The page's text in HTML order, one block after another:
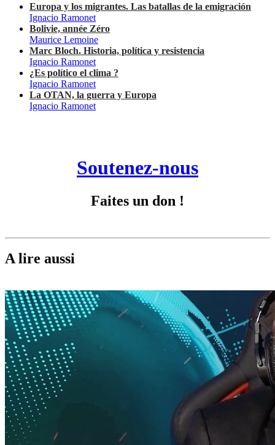
Europa y los migrantes. Las batallas de la emigración
Ignacio Ramonet
Bolivie, année Zéro
Maurice Lemoine
Marc Bloch. Historia, política y resistencia
Ignacio Ramonet
¿Es político el clima ?
Ignacio Ramonet
La OTAN, la guerra y Europa
Ignacio Ramonet
Soutenez-nous
Faites un don !
A lire aussi